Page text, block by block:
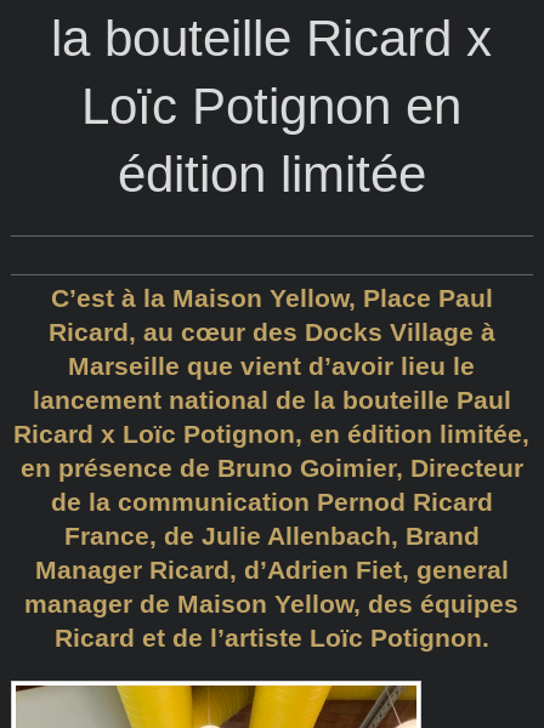
la bouteille Ricard x
Loïc Potignon en
édition limitée
C’est à la Maison Yellow, Place Paul
Ricard, au cœur des Docks Village à
Marseille que vient d’avoir lieu le
lancement national de la bouteille Paul
Ricard x Loïc Potignon, en édition limitée,
en présence de Bruno Goimier, Directeur
de la communication Pernod Ricard
France, de Julie Allenbach, Brand
Manager Ricard, d’Adrien Fiet, general
manager de Maison Yellow, des équipes
Ricard et de l’artiste Loïc Potignon.